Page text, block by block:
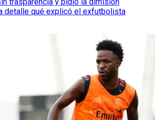
trasparencia y pidió la dimisión
detalle qué explicó el exfutbolista